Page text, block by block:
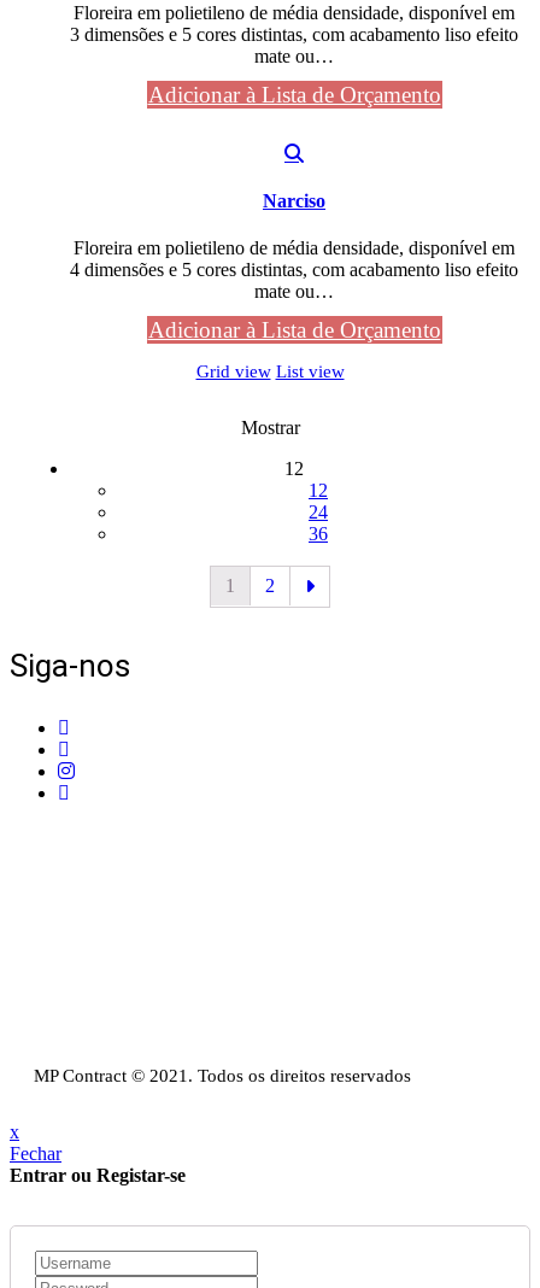
Floreira em polietileno de média densidade, disponível em
3 dimensões e 5 cores distintas, com acabamento liso efeito
mate ou…
Adicionar à Lista de Orçamento
Narciso
Floreira em polietileno de média densidade, disponível em
4 dimensões e 5 cores distintas, com acabamento liso efeito
mate ou…
Adicionar à Lista de Orçamento
Grid view List view
Mostrar
12
12
24
36
1 2
Siga-nos
MP Contract © 2021. Todos os direitos reservados
x
Fechar
Entrar ou Registar-se